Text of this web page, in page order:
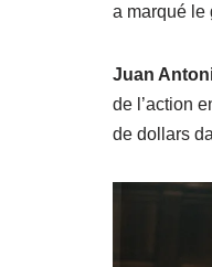
a marqué le
Juan
de l’action
de dollars